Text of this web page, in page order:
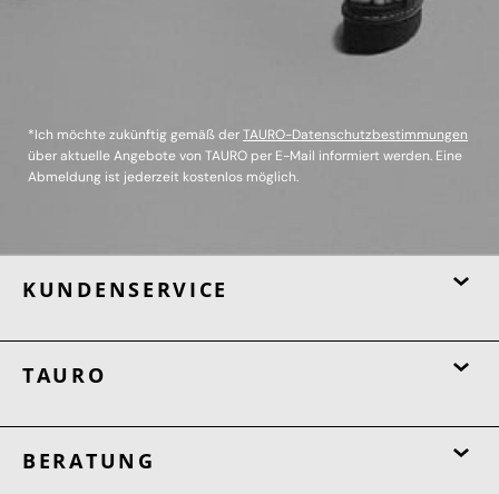
*Ich möchte zukünftig gemäß derTAURO-Datenschutzbestimmungen
über aktuelle Angebote von TAURO per E-Mail informiert werden. Eine
Abmeldung ist jederzeit kostenlos möglich.
KUNDENSERVICE
TAURO
BERATUNG